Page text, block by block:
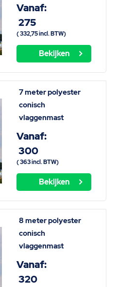
Vanaf:
275
(332,75incl. BTW)
Bekijken
7 meter polyester
conisch
vlaggenmast
Vanaf:
300
(363incl. BTW)
Bekijken
8 meter polyester
conisch
vlaggenmast
Vanaf:
320